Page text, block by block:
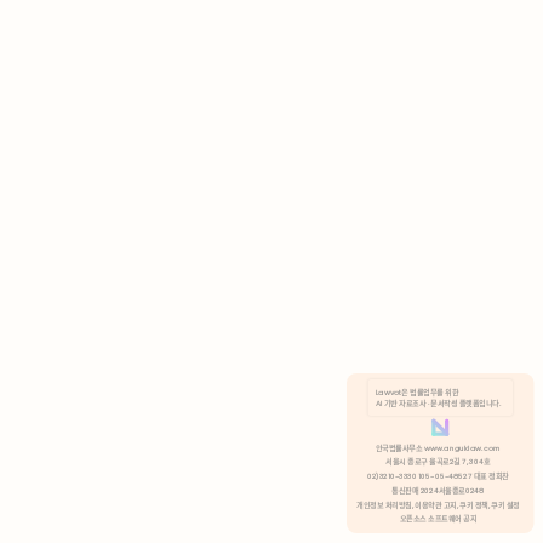
분석 쿠키 허용
Lawvot은 법률업무를 위한
AI 기반 자료조사 · 문서작성 플랫폼입니다.
안국법률사무소 www.anguklaw.com
서울시 종로구 율곡로2길 7, 304호
02)3210-3330 105-05-48527 대표 정희찬
통신판매 2024서울종로0248
개인정보 처리방침, 이용약관 고지, 쿠키 정책, 쿠키 설정
오픈소스 소프트웨어 공지